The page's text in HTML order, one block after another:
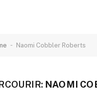
- Naomi Cobbler Roberts
NAOMI